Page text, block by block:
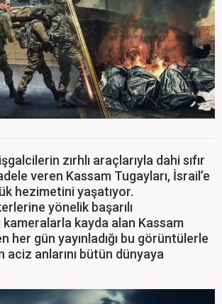
zırhlı araçlarıyla dahi sıfır
veren Kassam Tugayları, İsrail’e
hezimetini yaşatıyor.
yönelik başarılı
kameralarla kayda alan Kassam
her gün yayınladığı bu görüntülerle
anlarını bütün dünyaya